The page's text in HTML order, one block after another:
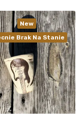
New
Brak Na Stanie